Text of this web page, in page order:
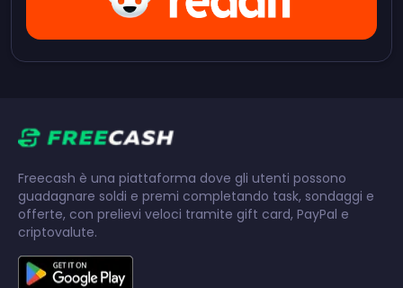
Freecash è una piattaforma dove gli utenti possono
guadagnare soldi e premi completando task, sondaggi e
offerte, con prelievi veloci tramite gift card, PayPal e
criptovalute.